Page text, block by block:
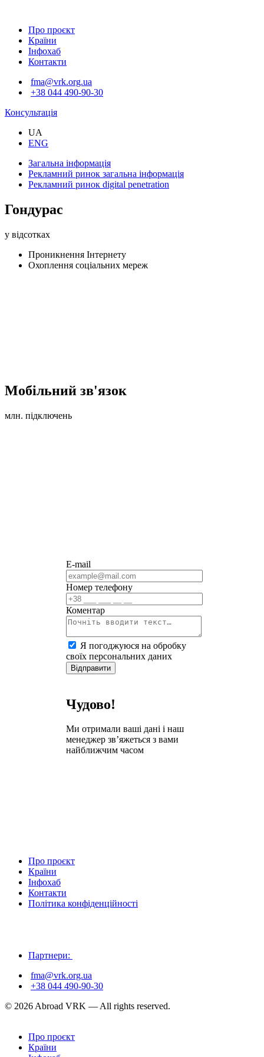
Про проєкт
Країни
Інфохаб
Контакти
fma@vrk.org.ua
+38 044 490-90-30
Консультація
UA
ENG
Загальна інформація
Рекламний ринок загальна інформація
Рекламний ринок digital penetration
Гондурас
у відсотках
Проникнення Інтернету
Охоплення соціальних мереж
Мобільний зв'язок
млн. підключень
E-mail
Номер телефону
Коментар
Я погоджуюся на обробку
своїх персональних даних
Відправити
Чудово!
Ми отримали ваші дані і наш
менеджер зв’яжеться з вами
найближчим часом
Про проєкт
Країни
Інфохаб
Контакти
Політика конфіденційності
Партнери:
fma@vrk.org.ua
+38 044 490-90-30
© 2026 Abroad VRK — All rights reserved.
Про проєкт
Країни